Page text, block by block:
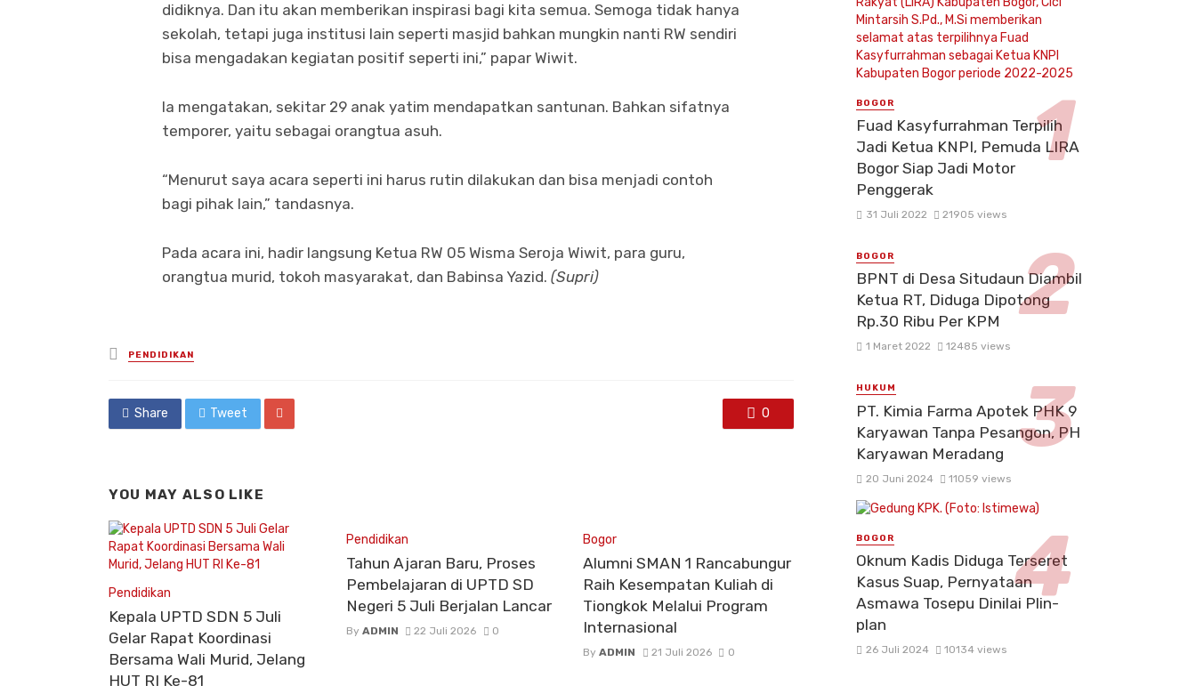
didiknya. Dan itu akan memberikan inspirasi bagi kita semua. Semoga tidak hanya
sekolah, tetapi juga institusi lain seperti masjid bahkan mungkin nanti RW sendiri
bisa mengadakan kegiatan positif seperti ini,” papar Wiwit.
Ia mengatakan, sekitar 29 anak yatim mendapatkan santunan. Bahkan sifatnya
temporer, yaitu sebagai orangtua asuh.
“Menurut saya acara seperti ini harus rutin dilakukan dan bisa menjadi contoh
bagi pihak lain,” tandasnya.
Pada acara ini, hadir langsung Ketua RW 05 Wisma Seroja Wiwit, para guru,
orangtua murid, tokoh masyarakat, dan Babinsa Yazid. (Supri)
Posted
in
PENDIDIKAN
Share Tweet 0
YOU MAY ALSO LIKE
Pendidikan
Kepala UPTD SDN 5 Juli
Gelar Rapat Koordinasi
Bersama Wali Murid, Jelang
HUT RI Ke-81
Pendidikan
Tahun Ajaran Baru, Proses
Pembelajaran di UPTD SD
Negeri 5 Juli Berjalan Lancar
By ADMIN 22 Juli 2026 0
Bogor
Alumni SMAN 1 Rancabungur
Raih Kesempatan Kuliah di
Tiongkok Melalui Program
Internasional
ByADMIN 21 Juli 2026 0
BOGOR
Fuad Kasyfurrahman Terpilih
Jadi Ketua KNPI, Pemuda LIRA
Bogor Siap Jadi Motor
Penggerak
31 Juli 2022 21905 views
BOGOR
BPNT di Desa Situdaun Diambil
Ketua RT, Diduga Dipotong
Rp.30 Ribu Per KPM
1 Maret 2022 12485 views
HUKUM
PT. Kimia Farma Apotek PHK 9
Karyawan Tanpa Pesangon, PH
Karyawan Meradang
20 Juni 2024 11059 views
BOGOR
Oknum Kadis Diduga Terseret
Kasus Suap, Pernyataan
Asmawa Tosepu Dinilai Plin-
plan
26 Juli 2024 10134 views